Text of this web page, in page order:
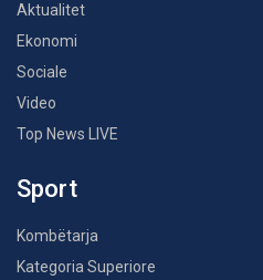
Aktualitet
Ekonomi
Sociale
Video
Top News LIVE
Sport
Kombëtarja
Kategoria Superiore